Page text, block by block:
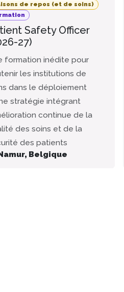
de repos (et de soins)
Safety Officer
27)
formation inédite pour
les institutions de
dans le déploiement
stratégie intégrant
continue de la
des soins et de la
des patients
, Belgique